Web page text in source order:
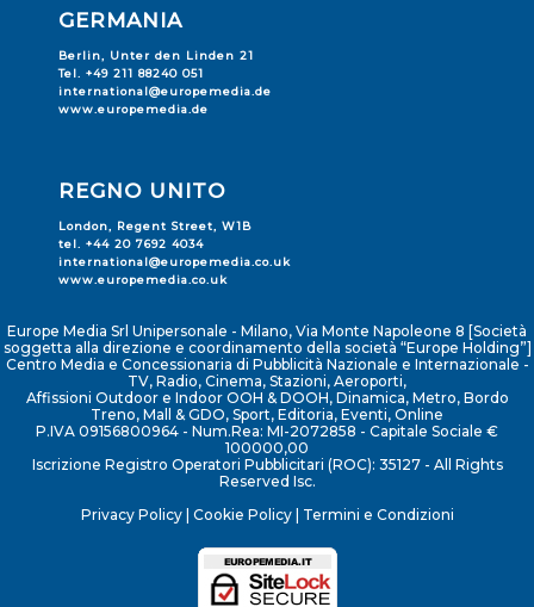
GERMANIA
Berlin, Unter den Linden 21
Tel. +49 211 88240 051
international@europemedia.de
www.europemedia.de
REGNO UNITO
London, Regent Street, W1B
tel. +44 20 7692 4034
international@europemedia.co.uk
www.europemedia.co.uk
Europe Media Srl Unipersonale - Milano, Via Monte Napoleone 8 [Società
soggetta alla direzione e coordinamento della società “Europe Holding”]
Centro Media e Concessionaria di Pubblicità Nazionale e Internazionale -
TV, Radio, Cinema, Stazioni, Aeroporti,
Affissioni Outdoor e Indoor OOH & DOOH, Dinamica, Metro, Bordo
Treno, Mall & GDO, Sport, Editoria, Eventi, Online
P.IVA 09156800964 - Num.Rea: MI-2072858 - Capitale Sociale €
100000,00
Iscrizione Registro Operatori Pubblicitari (ROC): 35127 - All Rights
Reserved Isc.
Privacy Policy| Cookie Policy| Termini e Condizioni